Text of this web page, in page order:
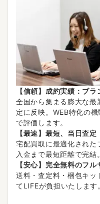
【信頼】成約実績：ブ
全国から集まる膨大な最
定に反映。WEB特化の
で評価します。
【最速】最短、当日査定
宅配買取に最適化され
入金まで最短距離で完結。
【安心】完全無料のフル
送料・査定料・梱包キ
てLIFEが負担いたします